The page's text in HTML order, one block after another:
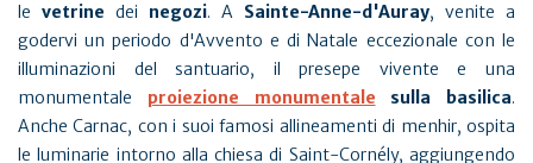
le vetrine dei negozi. A Sainte-Anne-d'Auray, venite a
godervi un periodo d'Avvento e di Natale eccezionale con le
illuminazioni del santuario, il presepe vivente e una
monumentale proiezione monumentale sulla basilica.
Anche Carnac, con i suoi famosi allineamenti di menhir, ospita
le luminarie intorno alla chiesa di Saint-Cornély, aggiungendo